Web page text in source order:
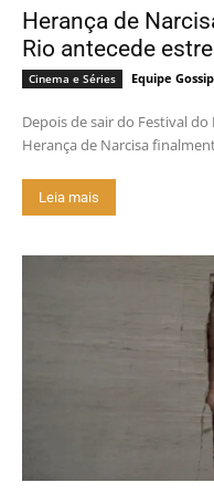
Herança de
Rio antecede
Cinema e Séries Equipe
Depois de sair do Festival
Herança de Narcisa
Leia mais